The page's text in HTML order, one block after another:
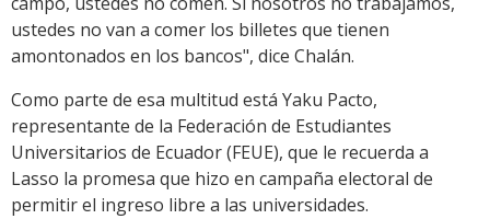
ustedes no van a comer los billetes que tienen
amontonados en los bancos", dice Chalán.
Como parte de esa multitud está Yaku Pacto,
representante de la Federación de Estudiantes
Universitarios de Ecuador (FEUE), que le recuerda a
Lasso la promesa que hizo en campaña electoral de
permitir el ingreso libre a las universidades.